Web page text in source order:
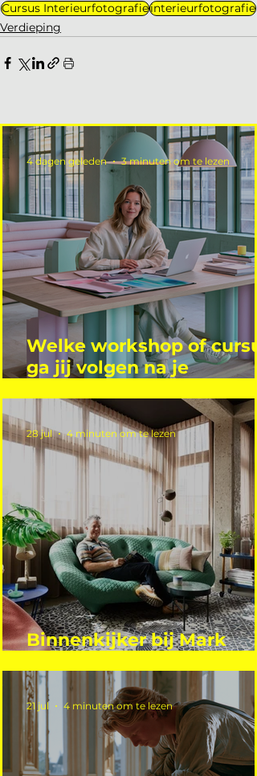
Cursus Interieurfotografieinterieurfotografie
Verdieping
Welke workshop of
ga jij volgen na je
4 dagen geleden 3 minuten om te lezen
Binnenkijker bij Mark
28 jul 4 minuten om te lezen
21 jul 4 minuten om te lezen